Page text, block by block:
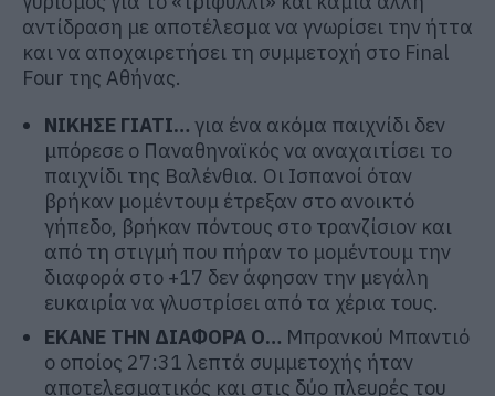
αντίδραση με αποτέλεσμα να γνωρίσει την ήττα
και να αποχαιρετήσει τη συμμετοχή στο Final
Four της Αθήνας.
ΝΙΚΗΣΕ ΓΙΑΤΙ… για ένα ακόμα παιχνίδι δεν
μπόρεσε ο Παναθηναϊκός να αναχαιτίσει το
παιχνίδι της Βαλένθια. Οι Ισπανοί όταν
βρήκαν μομέντουμ έτρεξαν στο ανοικτό
γήπεδο, βρήκαν πόντους στο τρανζίσιον και
από τη στιγμή που πήραν το μομέντουμ την
διαφορά στο +17 δεν άφησαν την μεγάλη
ευκαιρία να γλυστρίσει από τα χέρια τους.
ΕΚΑΝΕ ΤΗΝ ΔΙΑΦΟΡΑ Ο… Μπρανκού Μπαντιό
ο οποίος 27:31 λεπτά συμμετοχής ήταν
αποτελεσματικός και στις δύο πλευρές του